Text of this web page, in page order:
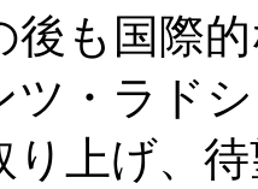
後も国際
ツ・ラド
り上げ、